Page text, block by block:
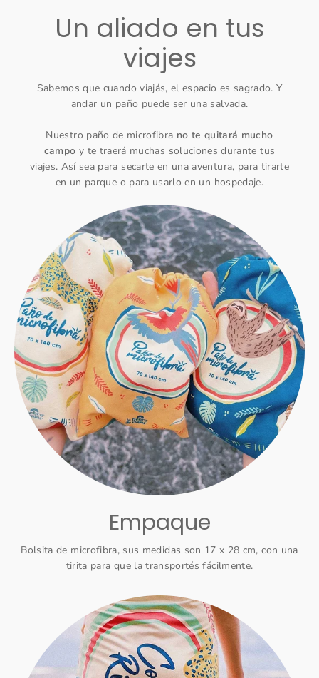
Un aliado en tus
viajes
Sabemos que cuando viajás, el espacio es sagrado. Y
andar un paño puede ser una salvada.
Nuestro paño de microfibra no te quitará mucho
campo y te traerá muchas soluciones durante tus
viajes. Así sea para secarte en una aventura, para tirarte
en un parque o para usarlo en un hospedaje.
Empaque
Bolsita de microfibra, sus medidas son 17 x 28 cm, con una
tirita para que la transportés fácilmente.